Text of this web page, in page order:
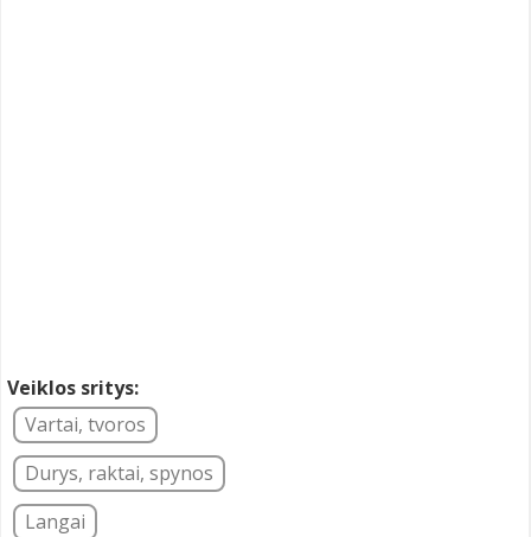
Veiklos sritys:
Vartai, tvoros
Durys, raktai, spynos
Langai